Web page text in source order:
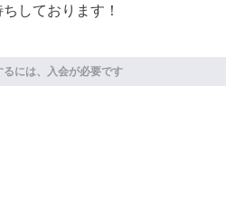
しております！
るには、入会が必要です